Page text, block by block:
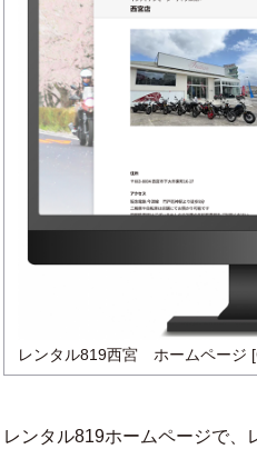
レンタル819西宮　ホームページ
レンタル819ホームページで